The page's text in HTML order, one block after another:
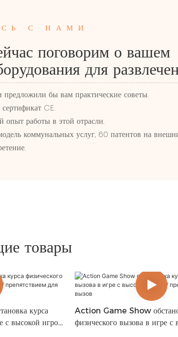
С НАМИ
поговорим о вашем
для
бы вам практические советы.
CE.
работы в этой отрасли.
коммунальных услуг, 60 патентов на
товары
курса
с высокой игрой
Action Game Show
физического вызова в игре с